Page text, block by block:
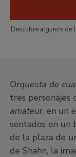
Descubre algunos de
Orquesta de
tres personajes
amateur, en un
sentados en un
de la plaza de
de Shahn, la